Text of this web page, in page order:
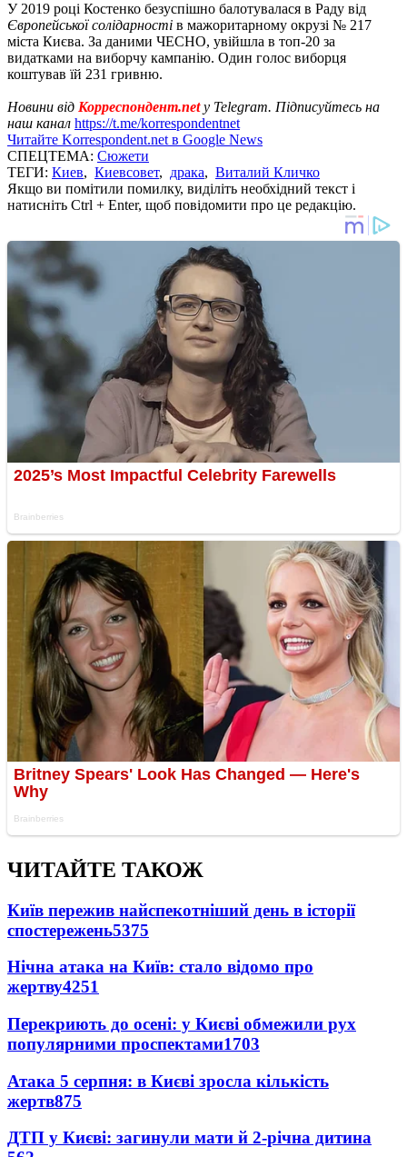
У 2019 році Костенко безуспішно балотувалася в Раду від
Європейської солідарності в мажоритарному окрузі № 217
міста Києва. За даними ЧЕСНО, увійшла в топ-20 за
видатками на виборчу кампанію. Один голос виборця
коштував їй 231 гривню.
Новини від Корреспондент.net у Telegram. Підписуйтесь на
наш канал https://t.me/korrespondentnet
Читайте Korrespondent.net в Google News
СПЕЦТЕМА: Сюжети
ТЕГИ: Киев, Киевсовет, драка, Виталий Кличко
Якщо ви помітили помилку, виділіть необхідний текст і
натисніть Ctrl + Enter, щоб повідомити про це редакцію.
ЧИТАЙТЕ ТАКОЖ
Київ пережив найспекотніший день в історії
спостережень5375
Нічна атака на Київ: стало відомо про
жертву4251
Перекриють до осені: у Києві обмежили рух
популярними проспектами1703
Атака 5 серпня: в Києві зросла кількість
жертв875
ДТП у Києві: загинули мати й 2-річна дитина